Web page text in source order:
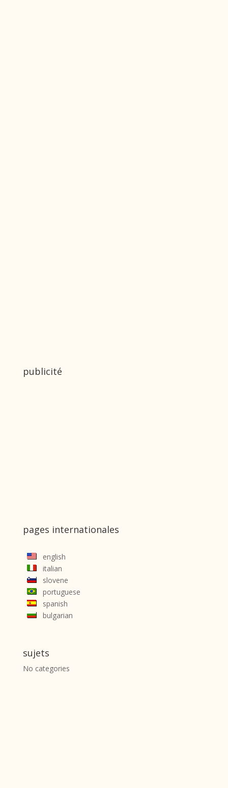
publicité
pages internationales
english
italian
slovene
portuguese
spanish
bulgarian
sujets
No categories